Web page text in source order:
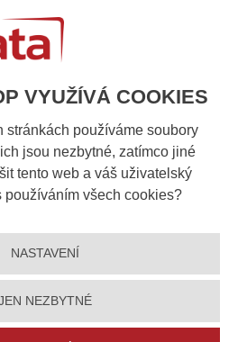
VYUŽÍVÁ COOKIES
stránkách používáme soubory
jsou nezbytné, zatímco jiné
tento web a váš uživatelský
používáním všech cookies?
NASTAVENÍ
NEZBYTNÉ
osobních údajů |Mapa stránek ||